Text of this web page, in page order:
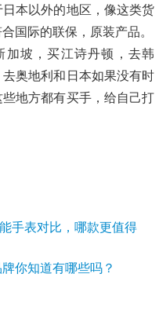
本以外的地区，像这类货
国际的联保，原装产品。
加坡，买江诗丹顿，去韩
奥地利和日本如果没有时
地方都有买手，给自己打
手表对比，哪款更值得
你知道有哪些吗？